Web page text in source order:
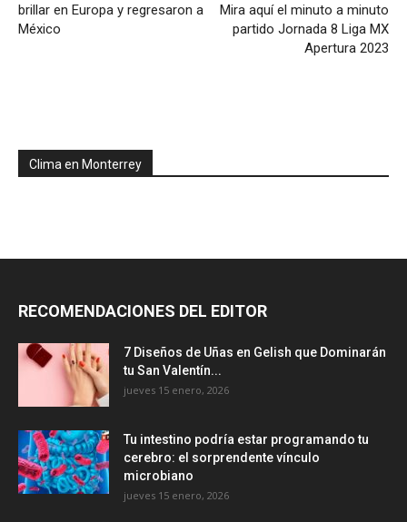
brillar en Europa y regresaron a
México
Mira aquí el minuto a minuto
partido Jornada 8 Liga MX
Apertura 2023
Clima en Monterrey
RECOMENDACIONES DEL EDITOR
7 Diseños de Uñas en Gelish que Dominarán
tu San Valentín...
jueves 15 enero, 2026
Tu intestino podría estar programando tu
cerebro: el sorprendente vínculo
microbiano
jueves 15 enero, 2026